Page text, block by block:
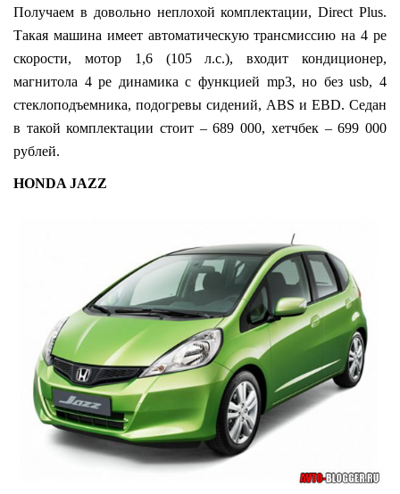
Получаем в довольно неплохой комплектации, Direct Plus.
Такая машина имеет автоматическую трансмиссию на 4 ре
скорости, мотор 1,6 (105 л.с.), входит кондиционер,
магнитола 4 ре динамика с функцией mp3, но без usb, 4
стеклоподъемника, подогревы сидений, ABS и EBD. Седан
в такой комплектации стоит – 689 000, хетчбек – 699 000
рублей.
HONDA JAZZ